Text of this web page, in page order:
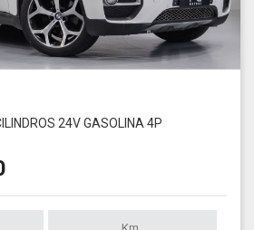
24V GASOLINA 4P
Km